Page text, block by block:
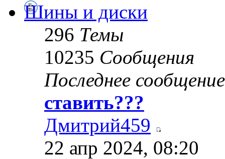
Шины и диски
296 Темы
10235 Сообщения
Последнее сообщение
ставить???
Дмитрий459
22 апр 2024, 08:20